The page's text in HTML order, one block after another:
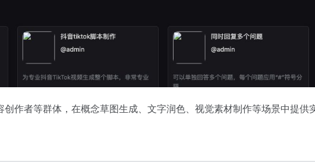
作者等群体，在概念草图生成、文字润色、视觉素材制作等场景中提